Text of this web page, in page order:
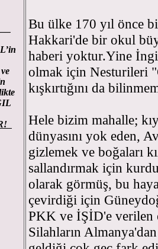
Bu ülke 170 yıl önce
Hakkari'de bir okul
haberi yoktur.Yine
olmak için Nesturileri
kışkırtığını da
Hele bizim mahalle;
dünyasını yok eden,
gizlemek ve boğaları
sallandırmak için
olarak görmüş, bu
çevirdiği için
PKK ve İŞİD'e verilen
Silahların